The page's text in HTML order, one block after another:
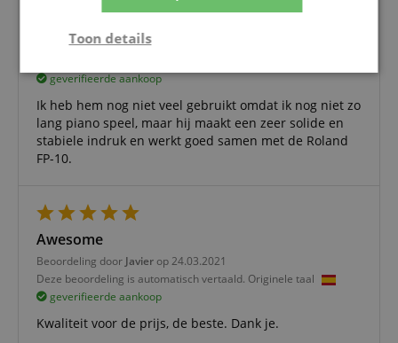
Beoordeling doorAndrea
geverifieerde aankoop
Ik heb hem nog niet veel gebruikt omdat ik nog niet zo
lang piano speel, maar hij maakt een zeer solide en
stabiele indruk en werkt goed samen met de Roland
FP-10.
Awesome
Beoordeling door Javier op 24.03.2021
Deze beoordeling is automatisch vertaald. Originele taal
geverifieerde aankoop
Kwaliteit voor de prijs, de beste. Dank je.
Toon details
Strikt
noodzakelijk
Prestatie Gericht op
Strikt noodzakelijk
Functionaliteit
Niet-geclassificeerd